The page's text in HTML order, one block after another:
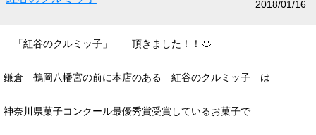
2018/01/16
「紅谷のクルミッ子」 頂きました！！
鎌倉 鶴岡八幡宮の前に本店のある 紅谷のクルミッ子 は
神奈川県菓子コンクール最優秀賞受賞しているお菓子で